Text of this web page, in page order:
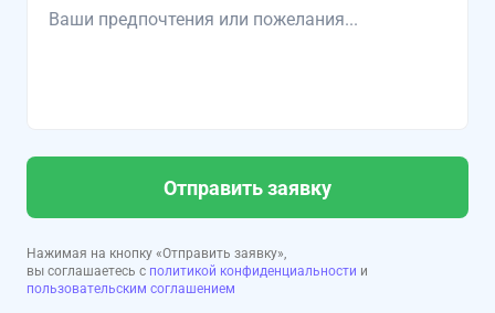
Отправить заявку
Нажимая на кнопку «Отправить заявку»,
вы соглашаетесь с политикой конфиденциальности и
пользовательским соглашением